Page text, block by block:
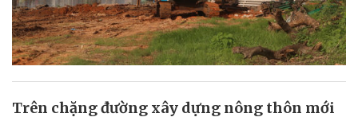
Trên chặng đường xây dựng nông thôn mới